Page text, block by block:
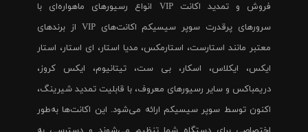
فروش و تمدید اکانت VIP انواع رسیورهای ماهواره‌ای با
سرورهای پرقدرت سوپر سیسیکم اکانت‌های VIP از برندهای
معتبر مانند استارست، استارمکس، مدیا استار، ای استار، استار
ایکس، ایکلاس، اسکار، بی ست، تیتانیوم، ایکس کروز،
دریمباکس و سایر رسیورهای معروف، با قابلیت تمدید شیرینگ،
اکنون توسط سوپر سیسیکم ارائه می‌شود. این اکانت‌ها به‌طور